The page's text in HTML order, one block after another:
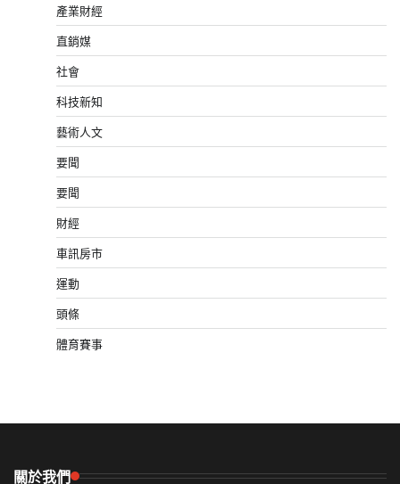
產業財經
直銷媒
社會
科技新知
藝術人文
要聞
要聞
財經
車訊房市
運動
頭條
體育賽事
關於我們